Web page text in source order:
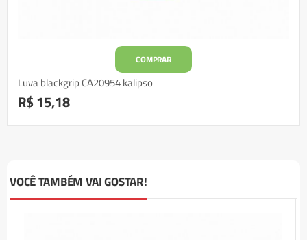
COMPRAR
Luva blackgrip CA20954 kalipso
R$ 15,18
VOCÊ TAMBÉM VAI GOSTAR!